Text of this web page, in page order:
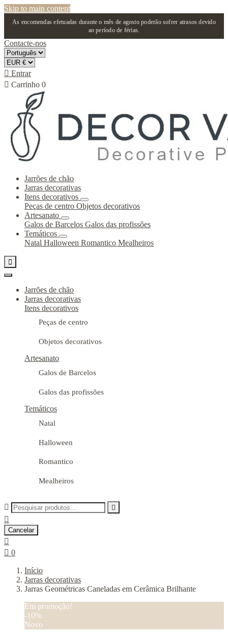
Skip to main content
As encomendas efetuadas durante o mês de agosto poderão sofrer atrasos devido
ao período de férias.
Contacte-nos
 Entrar
 Carrinho 0
Jarrões de chão
Jarras decorativas
Itens decorativos
Peças de centro Objetos decorativos
Artesanato
Galos de Barcelos Galos das profissões
Temáticos
Natal Halloween Romantico Mealheiros

Jarrões de chão
Jarras decorativas
Itens decorativos
Peças de centro
Objetos decorativos
Artesanato
Galos de Barcelos
Galos das profissões
Temáticos
Natal
Halloween
Romantico
Mealheiros
 

Cancelar

 0
Início
Jarras decorativas
Jarras Geométricas Caneladas em Cerâmica Brilhante
Em promoção!
-10%
Novo